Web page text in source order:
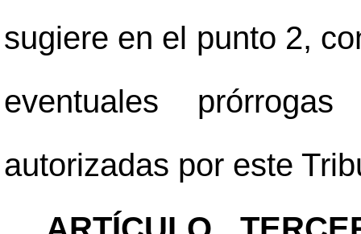
sugiere en el punto 2,
eventuales
autorizadas por este